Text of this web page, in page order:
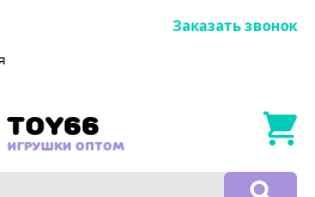
Заказать звонок
TOY66
ИГРУШКИ ОПТОМ